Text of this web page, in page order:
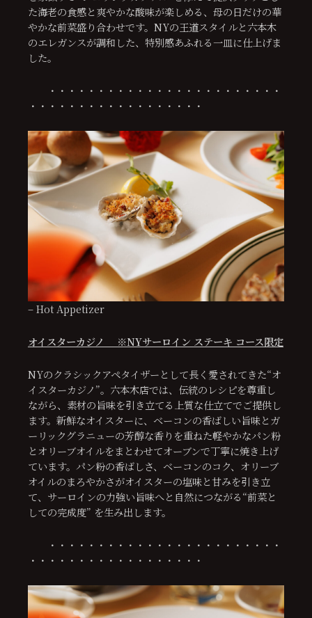
た海老の食感と爽やかな酸味が楽しめる、母の日だけの華
やかな前菜盛り合わせです。NYの王道スタイルと六本木
のエレガンスが調和した、特別感あふれる一皿に仕上げま
した。
・・・・・・・・・・・・・・・・・・・・・・・・
・・・・・・・・・・・・・・・・・・
– Hot Appetizer
オイスターカジノ ※NYサーロイン ステーキ コース限定
NYのクラシックアペタイザーとして長く愛されてきた“オ
イスターカジノ”。六本木店では、伝統のレシピを尊重し
ながら、素材の旨味を引き立てる上質な仕立てでご提供し
ます。新鮮なオイスターに、ベーコンの香ばしい旨味とガ
ーリックグラニューの芳醇な香りを重ねた軽やかなパン粉
とオリーブオイルをまとわせてオーブンで丁寧に焼き上げ
ています。パン粉の香ばしさ、ベーコンのコク、オリーブ
オイルのまろやかさがオイスターの塩味と甘みを引き立
て、サーロインの力強い旨味へと自然につながる“前菜と
しての完成度” を生み出します。
・・・・・・・・・・・・・・・・・・・・・・・・
・・・・・・・・・・・・・・・・・・